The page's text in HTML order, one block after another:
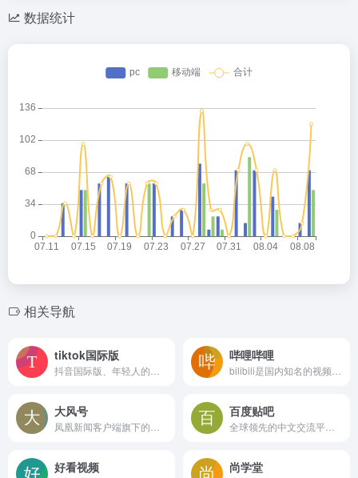
数据统计
相关导航
tiktok国际版 哔哩哔哩
大风号 百度贴吧
好看视频 尚学堂